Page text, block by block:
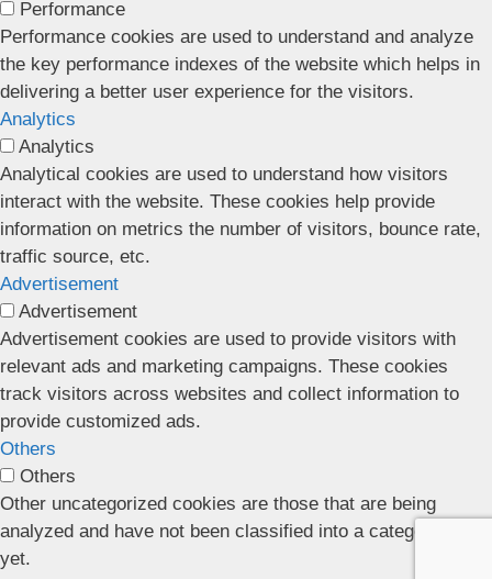
Performance
Performance cookies are used to understand and analyze
the key performance indexes of the website which helps in
delivering a better user experience for the visitors.
Analytics
Analytics
Analytical cookies are used to understand how visitors
interact with the website. These cookies help provide
information on metrics the number of visitors, bounce rate,
traffic source, etc.
Advertisement
Advertisement
Advertisement cookies are used to provide visitors with
relevant ads and marketing campaigns. These cookies
track visitors across websites and collect information to
provide customized ads.
Others
Others
Other uncategorized cookies are those that are being
analyzed and have not been classified into a category as
yet.